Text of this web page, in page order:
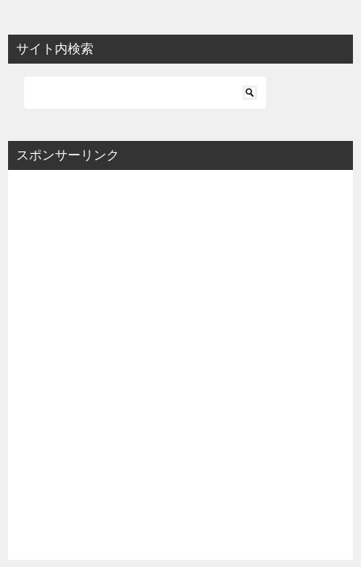
ビ
ゲ
ョ
ン
サイト内検索
スポンサーリンク